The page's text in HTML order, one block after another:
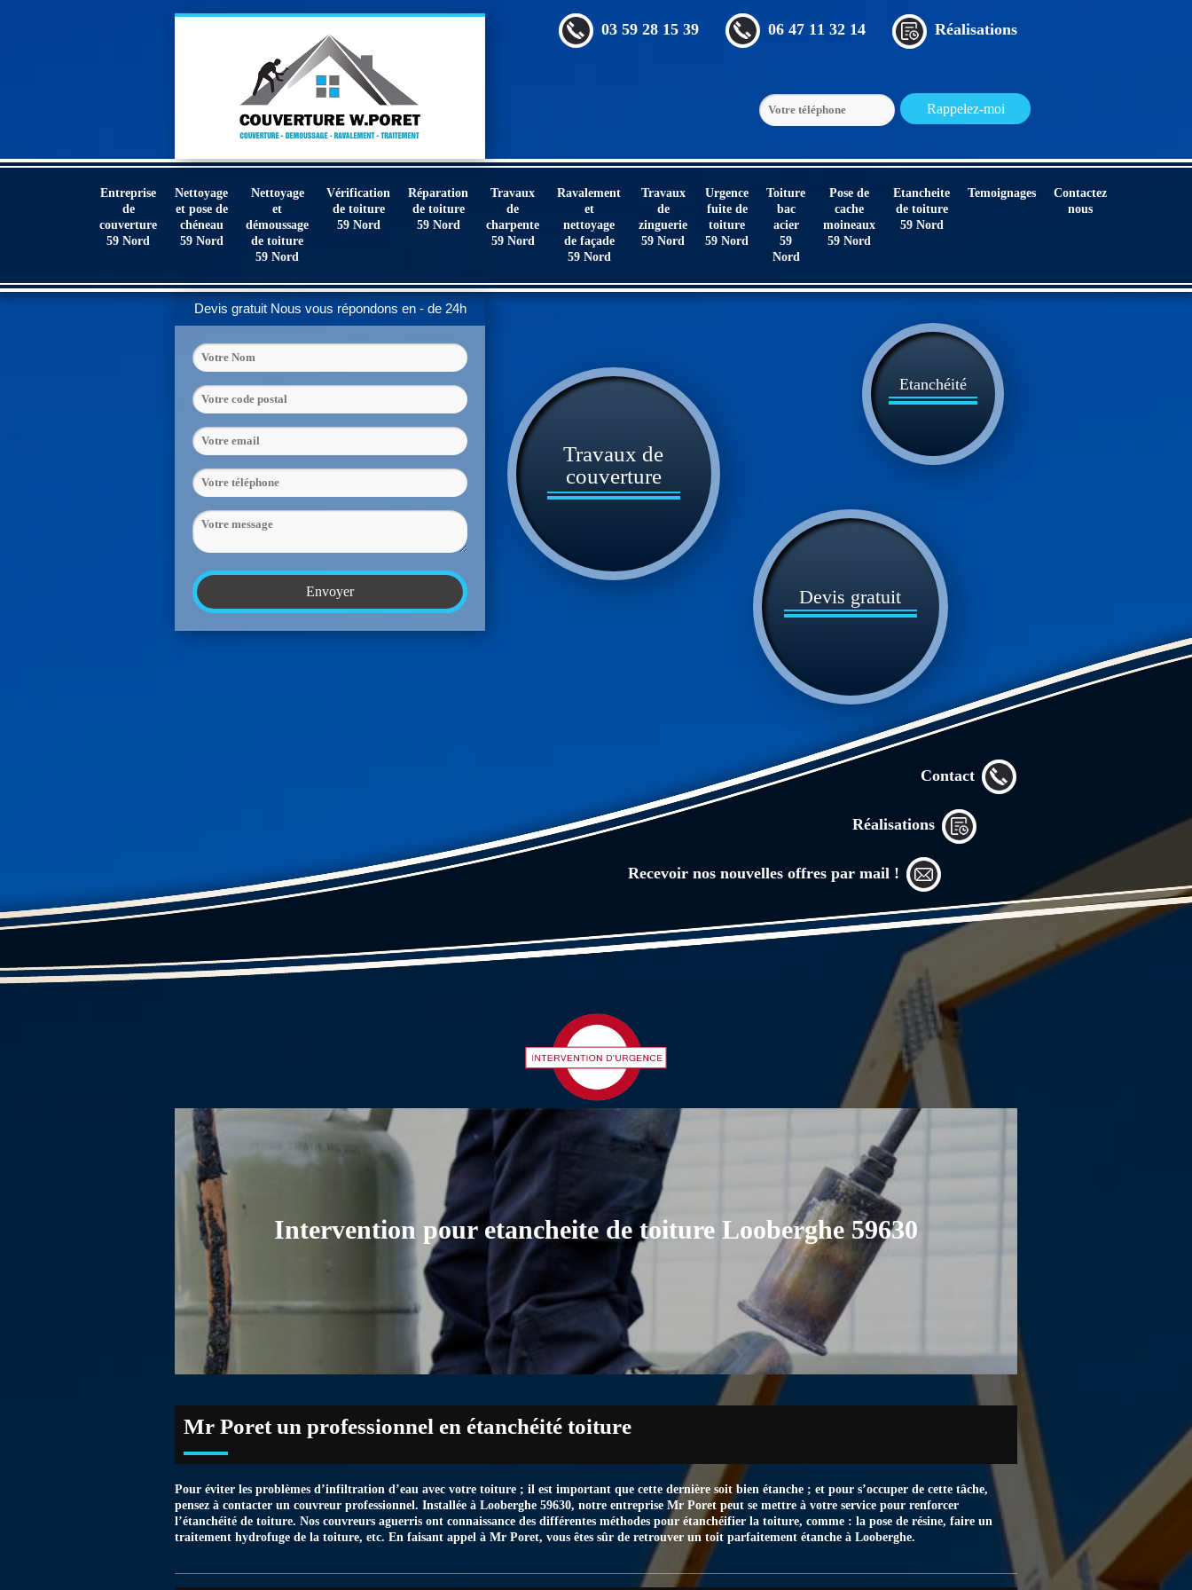
03 59 28 15 39 06 47 11 32 14 Réalisations
Entreprise
de
couverture
59 Nord
Nettoyage
et pose de
chéneau
59 Nord
Nettoyage
et
démoussage
de toiture
59 Nord
Vérification
de toiture
59 Nord
Réparation
de toiture
59 Nord
Travaux
de
charpente
59 Nord
Ravalement
et
nettoyage
de façade
59 Nord
Travaux
de
zinguerie
59 Nord
Urgence
fuite de
toiture
59 Nord
Toiture
bac
acier
59
Nord
Pose de
cache
moineaux
59 Nord
Etancheite
de toiture
59 Nord
Temoignages
Contactez
nous
Devis gratuit Nous vous répondons en - de 24h
Devis gratuit
Etanchéité
Travaux de
couverture
Contact
Réalisations
Recevoir nos nouvelles offres par mail !
Intervention pour etancheite de toiture Looberghe 59630
Mr Poret un professionnel en étanchéité toiture
Pour éviter les problèmes d’infiltration d’eau avec votre toiture ; il est important que cette dernière soit bien étanche ; et pour s’occuper de cette tâche,
pensez à contacter un couvreur professionnel. Installée à Looberghe 59630, notre entreprise Mr Poret peut se mettre à votre service pour renforcer
l’étanchéité de toiture. Nos couvreurs aguerris ont connaissance des différentes méthodes pour étanchéifier la toiture, comme : la pose de résine, faire un
traitement hydrofuge de la toiture, etc. En faisant appel à Mr Poret, vous êtes sûr de retrouver un toit parfaitement étanche à Looberghe.